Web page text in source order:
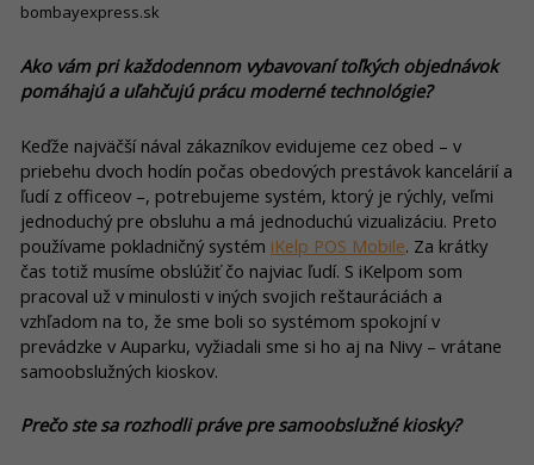
bombayexpress.sk
Ako vám pri každodennom vybavovaní toľkých objednávok
pomáhajú a uľahčujú prácu moderné technológie?
Keďže najväčší nával zákazníkov evidujeme cez obed – v
priebehu dvoch hodín počas obedových prestávok kancelárií a
ľudí z officeov –, potrebujeme systém, ktorý je rýchly, veľmi
jednoduchý pre obsluhu a má jednoduchú vizualizáciu. Preto
používame pokladničný systém iKelp POS Mobile. Za krátky
čas totiž musíme obslúžiť čo najviac ľudí. S iKelpom som
pracoval už v minulosti v iných svojich reštauráciách a
vzhľadom na to, že sme boli so systémom spokojní v
prevádzke v Auparku, vyžiadali sme si ho aj na Nivy – vrátane
samoobslužných kioskov.
Prečo ste sa rozhodli práve pre samoobslužné kiosky?